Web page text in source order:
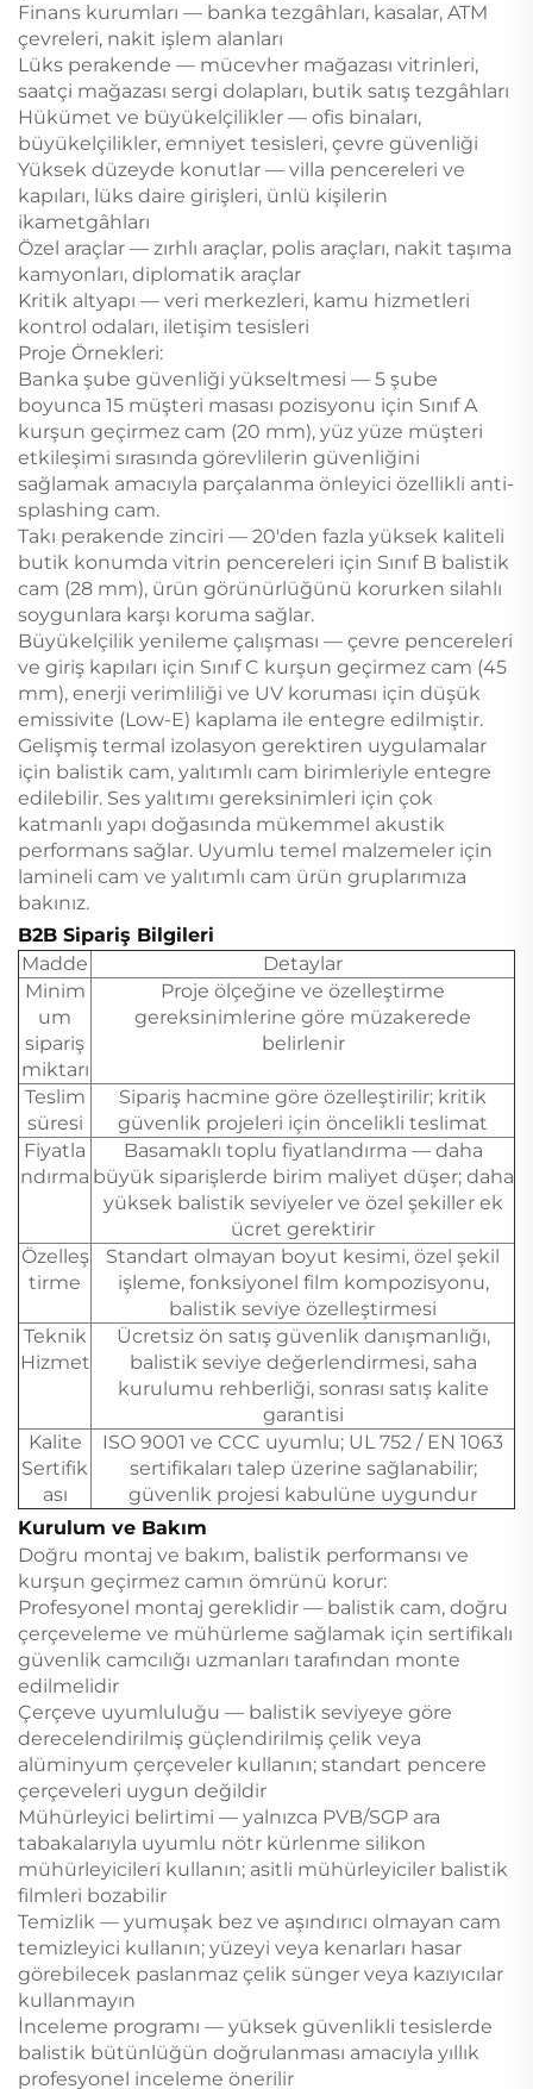
Finans kurumları — banka tezgâhları, kasalar, ATM
çevreleri, nakit işlem alanları
Lüks perakende — mücevher mağazası vitrinleri,
saatçi mağazası sergi dolapları, butik satış tezgâhları
Hükümet ve büyükelçilikler — ofis binaları,
büyükelçilikler, emniyet tesisleri, çevre güvenliği
Yüksek düzeyde konutlar — villa pencereleri ve
kapıları, lüks daire girişleri, ünlü kişilerin
ikametgâhları
Özel araçlar — zırhlı araçlar, polis araçları, nakit taşıma
kamyonları, diplomatik araçlar
Kritik altyapı — veri merkezleri, kamu hizmetleri
kontrol odaları, iletişim tesisleri
Proje Örnekleri:
Banka şube güvenliği yükseltmesi — 5 şube
boyunca 15 müşteri masası pozisyonu için Sınıf A
kurşun geçirmez cam (20 mm), yüz yüze müşteri
etkileşimi sırasında görevlilerin güvenliğini
sağlamak amacıyla parçalanma önleyici özellikli anti-
splashing cam.
Takı perakende zinciri — 20'den fazla yüksek kaliteli
butik konumda vitrin pencereleri için Sınıf B balistik
cam (28 mm), ürün görünürlüğünü korurken silahlı
soygunlara karşı koruma sağlar.
Büyükelçilik yenileme çalışması — çevre pencereleri
ve giriş kapıları için Sınıf C kurşun geçirmez cam (45
mm), enerji verimliliği ve UV koruması için düşük
emissivite (Low-E) kaplama ile entegre edilmiştir.
Gelişmiş termal izolasyon gerektiren uygulamalar
için balistik cam, yalıtımlı cam birimleriyle entegre
edilebilir. Ses yalıtımı gereksinimleri için çok
katmanlı yapı doğasında mükemmel akustik
performans sağlar. Uyumlu temel malzemeler için
lamineli cam ve yalıtımlı cam ürün gruplarımıza
bakınız.
B2B Sipariş Bilgileri
Madde
Detaylar
Minim
um
sipariş
miktarı
Proje ölçeğine ve özelleştirme
gereksinimlerine göre müzakerede
belirlenir
Teslim
süresi
Sipariş hacmine göre özelleştirilir; kritik
güvenlik projeleri için öncelikli teslimat
Fiyatla
ndırma
Basamaklı toplu fiyatlandırma — daha
büyük siparişlerde birim maliyet düşer; daha
yüksek balistik seviyeler ve özel şekiller ek
ücret gerektirir
Özelleş
tirme
Standart olmayan boyut kesimi, özel şekil
işleme, fonksiyonel film kompozisyonu,
balistik seviye özelleştirmesi
Teknik
Hizmet
Ücretsiz ön satış güvenlik danışmanlığı,
balistik seviye değerlendirmesi, saha
kurulumu rehberliği, sonrası satış kalite
garantisi
Kalite
Sertifik
ası
ISO 9001 ve CCC uyumlu; UL 752 / EN 1063
sertifikaları talep üzerine sağlanabilir;
güvenlik projesi kabulüne uygundur
Kurulum ve Bakım
Doğru montaj ve bakım, balistik performansı ve
kurşun geçirmez camın ömrünü korur:
Profesyonel montaj gereklidir — balistik cam, doğru
çerçeveleme ve mühürleme sağlamak için sertifikalı
güvenlik camcılığı uzmanları tarafından monte
edilmelidir
Çerçeve uyumluluğu — balistik seviyeye göre
derecelendirilmiş güçlendirilmiş çelik veya
alüminyum çerçeveler kullanın; standart pencere
çerçeveleri uygun değildir
Mühürleyici belirtimi — yalnızca PVB/SGP ara
tabakalarıyla uyumlu nötr kürlenme silikon
mühürleyicileri kullanın; asitli mühürleyiciler balistik
filmleri bozabilir
Temizlik — yumuşak bez ve aşındırıcı olmayan cam
temizleyici kullanın; yüzeyi veya kenarları hasar
görebilecek paslanmaz çelik sünger veya kazıyıcılar
kullanmayın
İnceleme programı — yüksek güvenlikli tesislerde
balistik bütünlüğün doğrulanması amacıyla yıllık
profesyonel inceleme önerilir